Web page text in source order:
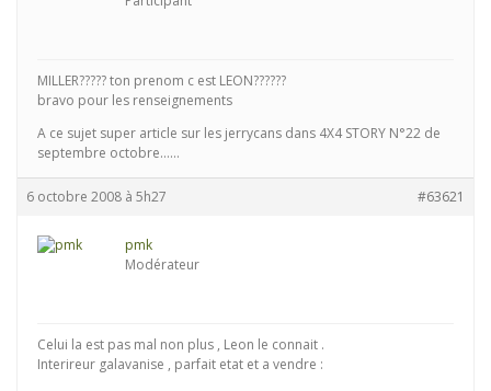
MILLER????? ton prenom c est LEON??????
bravo pour les renseignements
A ce sujet super article sur les jerrycans dans 4X4 STORY N°22 de
septembre octobre……
6 octobre 2008 à 5h27 #63621
pmk
Modérateur
Celui la est pas mal non plus , Leon le connait .
Interireur galavanise , parfait etat et a vendre :